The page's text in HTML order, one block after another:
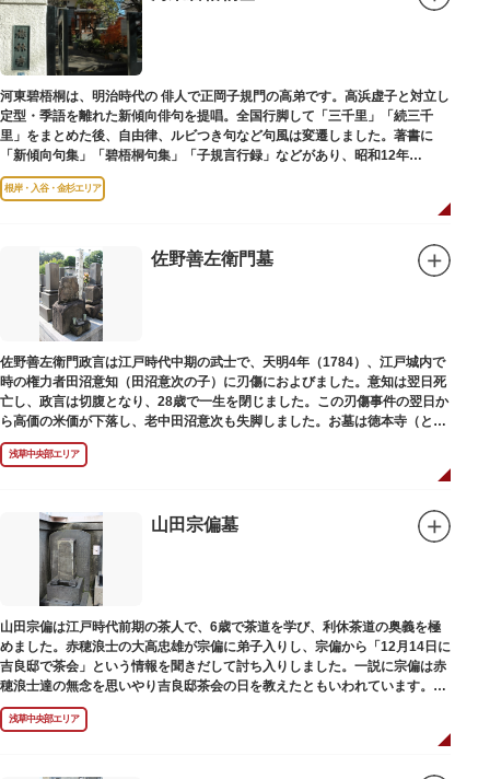
河東碧梧桐は、明治時代の 俳人で正岡子規門の高弟です。高浜虚子と対立し
定型・季語を離れた新傾向俳句を提唱。全国行脚して「三千里」「続三千
里」をまとめた後、自由律、ルビつき句など句風は変遷しました。著書に
「新傾向句集」「碧梧桐句集」「子規言行録」などがあり、昭和12年
（1937）に没し、お墓は梅林寺（ばいりんじ）にあります。
根岸・入谷・金杉エリア
佐野善左衛門墓
佐野善左衛門政言は江戸時代中期の武士で、天明4年（1784）、江戸城内で
時の権力者田沼意知（田沼意次の子）に刃傷におよびました。意知は翌日死
亡し、政言は切腹となり、28歳で一生を閉じました。この刃傷事件の翌日か
ら高価の米価が下落し、老中田沼意次も失脚しました。お墓は徳本寺（とく
ほんじ）境内にあります。
浅草中央部エリア
山田宗偏墓
山田宗偏は江戸時代前期の茶人で、6歳で茶道を学び、利休茶道の奥義を極
めました。赤穂浪士の大高忠雄が宗偏に弟子入りし、宗偏から「12月14日に
吉良邸で茶会」という情報を聞きだして討ち入りしました。一説に宗偏は赤
穂浪士達の無念を思いやり吉良邸茶会の日を教えたともいわれています。お
墓は願竜寺（がんりゅうじ）境内にあります。
浅草中央部エリア